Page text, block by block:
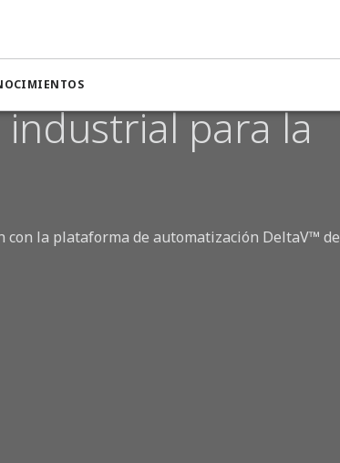
para la
la plataforma de automatización DeltaV™ de